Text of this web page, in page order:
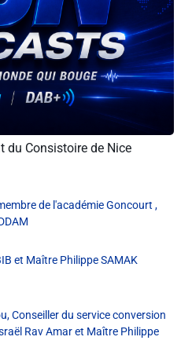
du Consistoire de Nice
de l'académie Goncourt ,
et Maître Philippe SAMAK
Conseiller du service conversion
Rav Amar et Maître Philippe